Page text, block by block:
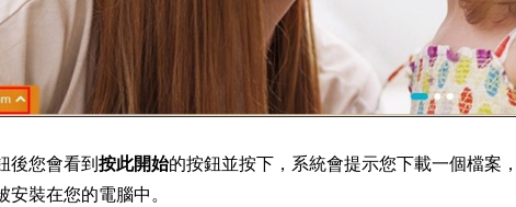
後您會看到按此開始的按鈕並按下，系統會提示您下載一個檔案
裝在您的電腦中。